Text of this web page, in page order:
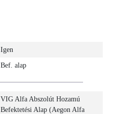
Igen
Bef. alap
VIG Alfa Abszolút Hozamú
Befektetési Alap (Aegon Alfa